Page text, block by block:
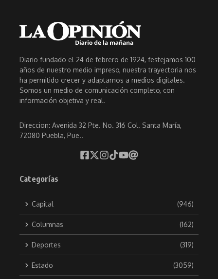
Diario fundado el 24 de febrero de 1924, festejamos 100
años de nuestro medio impreso, nuestra trayectoria nos
ha permitido crecer y adaptarnos a medios digitales.
Somos un medio de comunicación completo, con
información objetiva y real.
Direccion: Avenida 32 Pte. No. 316 Col. Santa María,
72080 Puebla, Pue..
Categorías
Capital (946)
Columnas (162)
Deportes (319)
Estado (3059)